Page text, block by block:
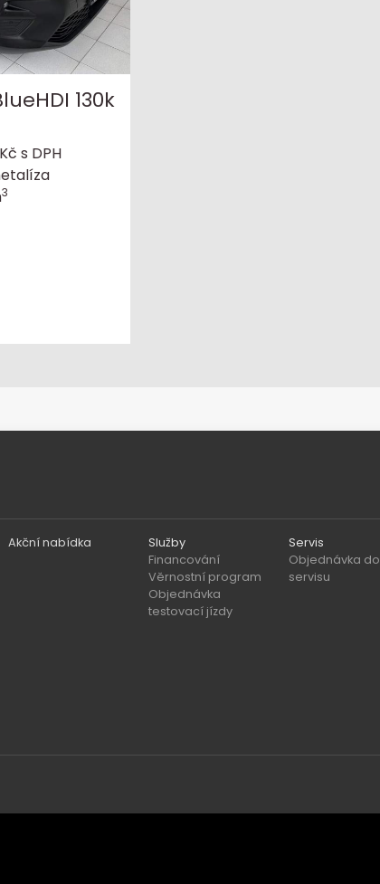
130k
s DPH
3
Akční nabídka
Služby
Financování
Věrnostní program
Objednávka
testovací jízdy
Servis
Objednávka do
servisu